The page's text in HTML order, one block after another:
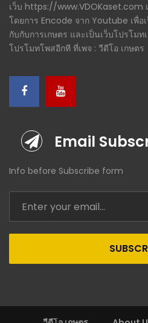
เว็บ https://www.VDOKaset.com
โดยการ Encode จาก Youtube เพื่อ
กับกับการเกษตร และเป็นเว็บโปรโม
โปรโมทโพสอีกที ที่เพจ : วีดีโอ เกษตร
Email
Info before Subscribe form